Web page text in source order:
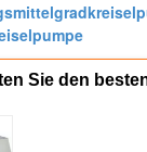
Sie den